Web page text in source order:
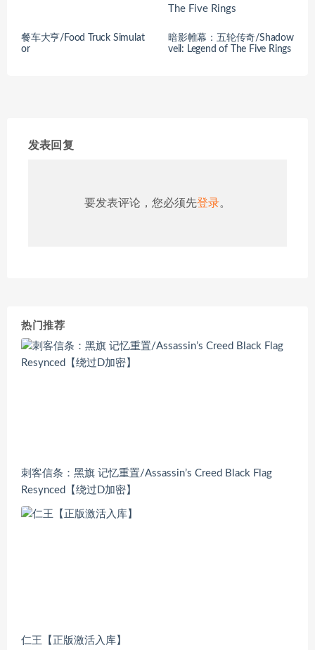
餐车大亨/Food Truck Simulat
or
暗影帷幕：五轮传奇/Shadow
veil: Legend of The Five Rings
发表回复
要发表评论，您必须先登录。
热门推荐
刺客信条：黑旗 记忆重置/Assassin’s Creed Black Flag
Resynced【绕过D加密】
仁王【正版激活入库】